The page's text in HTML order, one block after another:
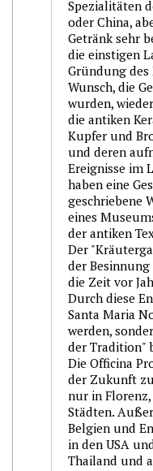
Spezialitäten
oder China,
Getränk sehr
die einstigen
Gründung
Wunsch, die
wurden,
die antiken
Kupfer und
und deren
Ereignisse im
haben eine
geschriebene
eines
der antiken
Der
der
die Zeit vor
Durch diese
Santa Maria
werden,
der Tradition"
Die Officina
der Zukunft
nur in
Städten.
Belgien und
in den USA
Thailand und